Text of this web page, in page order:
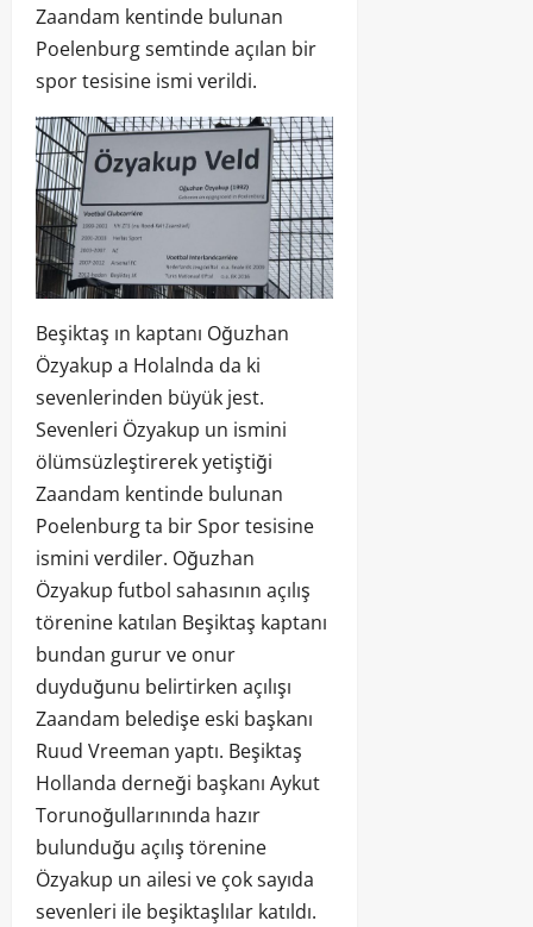
Zaandam kentinde bulunan
Poelenburg semtinde açılan bir
spor tesisine ismi verildi.
Beşiktaş ın kaptanı Oğuzhan
Özyakup a Holalnda da ki
sevenlerinden büyük jest.
Sevenleri Özyakup un ismini
ölümsüzleştirerek yetiştiği
Zaandam kentinde bulunan
Poelenburg ta bir Spor tesisine
ismini verdiler. Oğuzhan
Özyakup futbol sahasının açılış
törenine katılan Beşiktaş kaptanı
bundan gurur ve onur
duyduğunu belirtirken açılışı
Zaandam beledişe eski başkanı
Ruud Vreeman yaptı. Beşiktaş
Hollanda derneği başkanı Aykut
Torunoğullarınında hazır
bulunduğu açılış törenine
Özyakup un ailesi ve çok sayıda
sevenleri ile beşiktaşlılar katıldı.